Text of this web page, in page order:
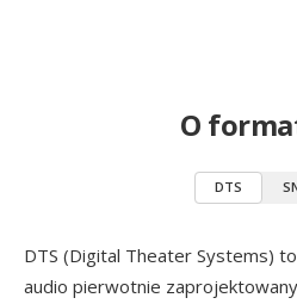
O
DTS
DTS (Digital Theater Systems)
audio pierwotnie